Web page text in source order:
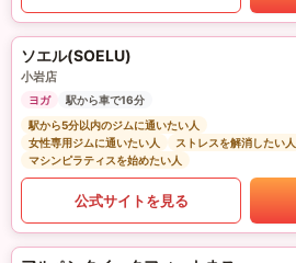
ソエル(SOELU)
小岩店
ヨガ
駅から車で16分
駅から5分以内のジムに通いたい人
女性専用ジムに通いたい人
ストレスを解消したい人
マシンピラティスを始めたい人
公式サイトを見る